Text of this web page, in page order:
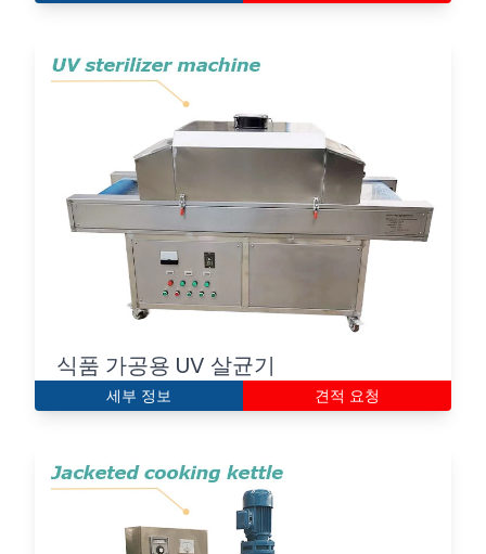
식품 가공용 UV 살균기
세부 정보 견적 요청